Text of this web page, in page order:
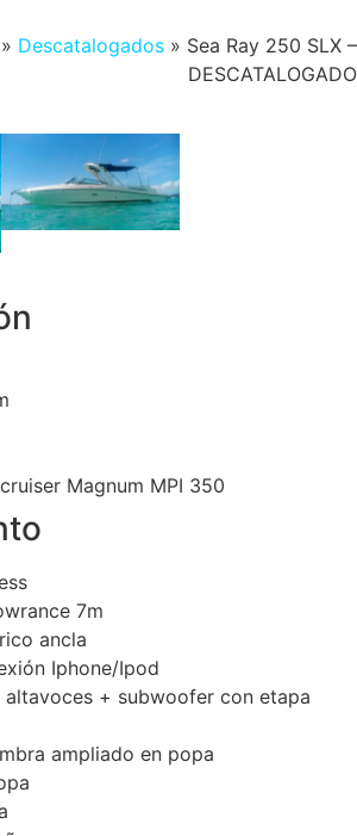
» Descatalogados » Sea Ray 250 SLX –
DESCATALOGADO
Magnum MPI 350
7m
ancla
Iphone/Ipod
altavoces + subwoofer con etapa
ampliado en popa